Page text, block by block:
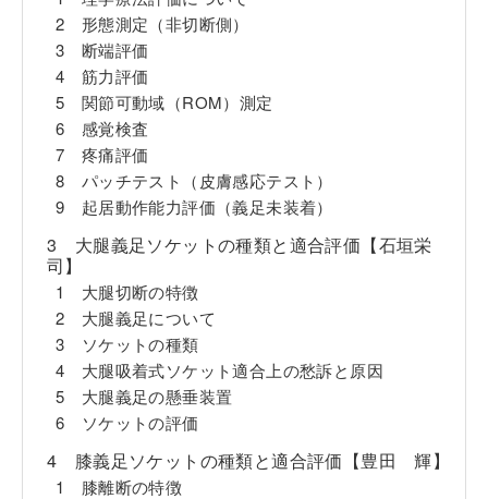
2 形態測定（非切断側）
3 断端評価
4 筋力評価
5 関節可動域（ROM）測定
6 感覚検査
7 疼痛評価
8 パッチテスト（皮膚感応テスト）
9 起居動作能力評価（義足未装着）
3 大腿義足ソケットの種類と適合評価【石垣栄
司】
1 大腿切断の特徴
2 大腿義足について
3 ソケットの種類
4 大腿吸着式ソケット適合上の愁訴と原因
5 大腿義足の懸垂装置
6 ソケットの評価
4 膝義足ソケットの種類と適合評価【豊田 輝】
1 膝離断の特徴